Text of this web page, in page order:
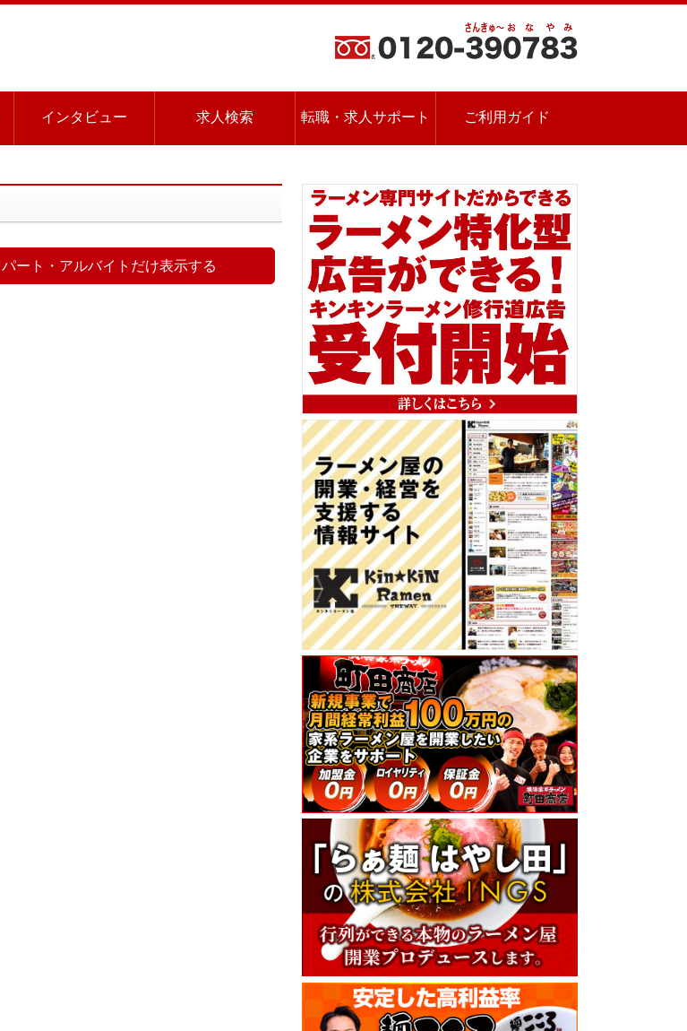
インタビュー 求人検索 転職・求人サポート ご利用ガイド
パート・アルバイトだけ表示する